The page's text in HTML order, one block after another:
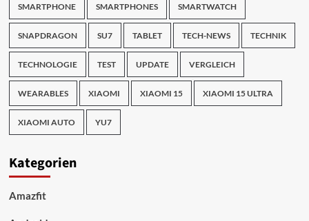
SMARTPHONE SMARTPHONES SMARTWATCH
SNAPDRAGON SU7 TABLET TECH-NEWS TECHNIK
TECHNOLOGIE TEST UPDATE VERGLEICH
WEARABLES XIAOMI XIAOMI 15 XIAOMI 15 ULTRA
XIAOMI AUTO YU7
Kategorien
Amazfit